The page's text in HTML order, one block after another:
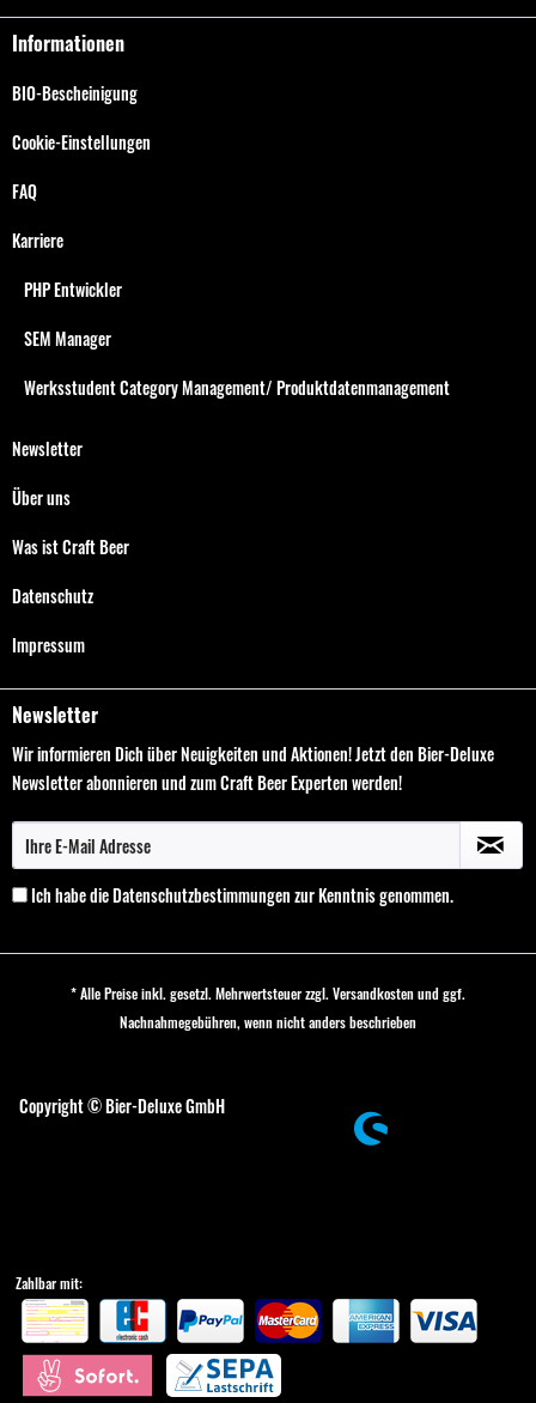
Informationen
BIO-Bescheinigung
Cookie-Einstellungen
FAQ
Karriere
PHP Entwickler
SEM Manager
Werksstudent Category Management/ Produktdatenmanagement
Newsletter
Über uns
Was ist Craft Beer
Datenschutz
Impressum
Newsletter
Wir informieren Dich über Neuigkeiten und Aktionen! Jetzt den Bier-Deluxe
Newsletter abonnieren und zum Craft Beer Experten werden!
Ich habe dieDatenschutzbestimmungenzur Kenntnis genommen.
* Alle Preise inkl. gesetzl. Mehrwertsteuer zzgl. Versandkostenund ggf.
Nachnahmegebühren, wenn nicht anders beschrieben
Copyright © Bier-Deluxe GmbH
Zahlbar mit: